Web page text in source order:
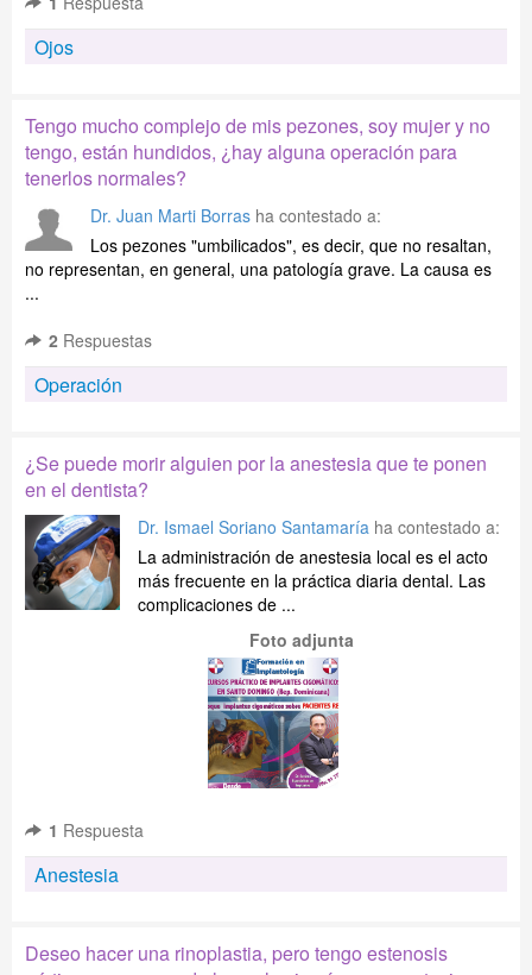
Ojos
Tengo mucho complejo de mis pezones, soy mujer y no
tengo, están hundidos, ¿hay alguna operación para
tenerlos normales?
Dr. Juan Marti Borras ha contestado a:
Los pezones "umbilicados", es decir, que no resaltan,
no representan, en general, una patología grave. La causa es
...
2 Respuestas
Operación
¿Se puede morir alguien por la anestesia que te ponen
en el dentista?
Dr. Ismael Soriano Santamaría ha contestado a:
La administración de anestesia local es el acto
más frecuente en la práctica diaria dental. Las
complicaciones de ...
Foto adjunta
1 Respuesta
Anestesia
Deseo hacer una rinoplastia, pero tengo estenosis